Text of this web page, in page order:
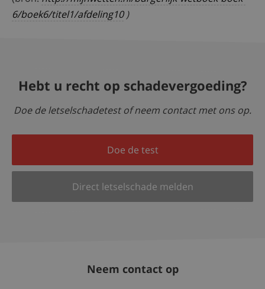
6/boek6/titel1/afdeling10)
Hebt u recht op schadevergoeding?
Doe de letselschadetest of neem contact met ons op.
Doe de test
Direct letselschade melden
Neem contact op